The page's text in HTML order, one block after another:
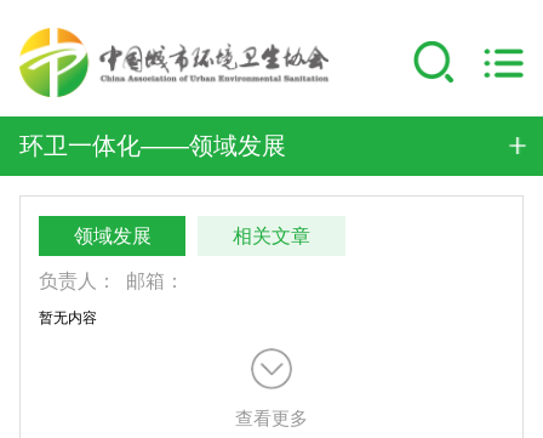
环卫一体化——领域发展
领域发展 相关文章
负责人： 邮箱：
暂无内容
查看更多